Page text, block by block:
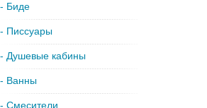
- Биде
- Писсуары
- Душевые кабины
- Ванны
- Смесители